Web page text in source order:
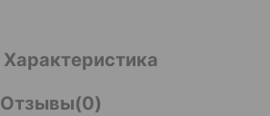
Характеристика
Отзывы(0)